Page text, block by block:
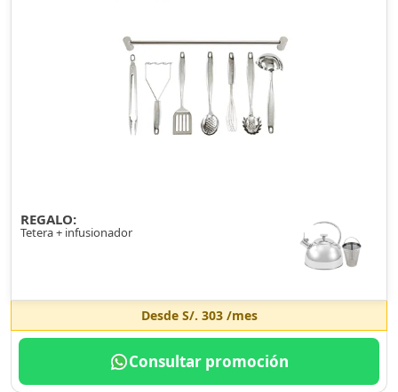
REGALO:
Tetera + infusionador
Desde S/. 303/mes
Consultar promoción